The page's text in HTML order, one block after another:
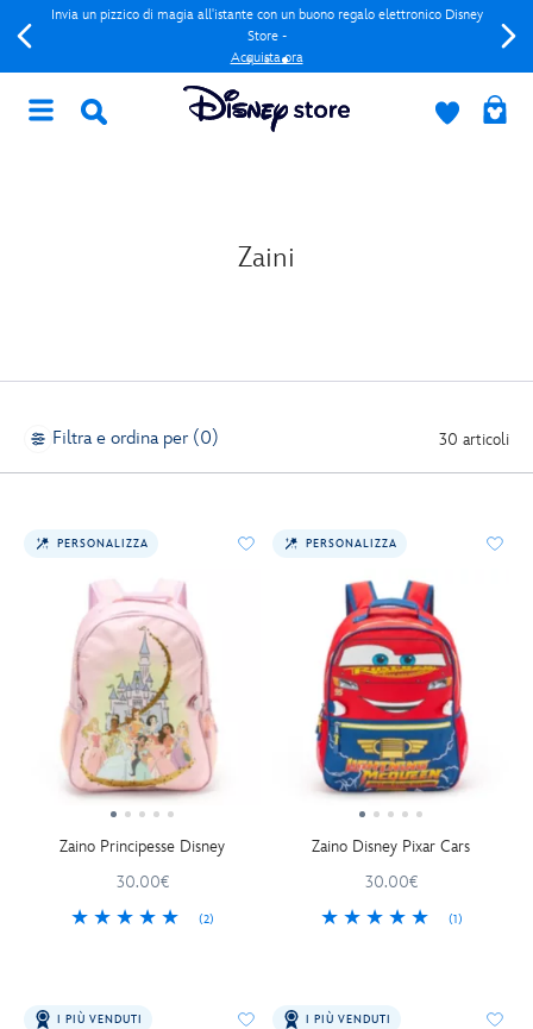
Invia un pizzico di magia all'istante con un buono regalo elettronico Disney
Store -
Acquista ora
Zaini
Filtra e ordina per (0) 30 articoli
PERSONALIZZA
Zaino Principesse Disney
30.00€
(2)
PERSONALIZZA
Zaino Disney Pixar Cars
30.00€
(1)
I PIÙ VENDUTI I PIÙ VENDUTI